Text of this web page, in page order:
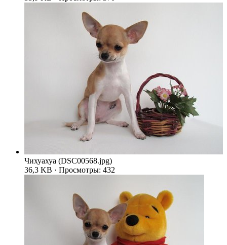
Чихуахуа (DSC00568.jpg)
36,3 KB · Просмотры: 432